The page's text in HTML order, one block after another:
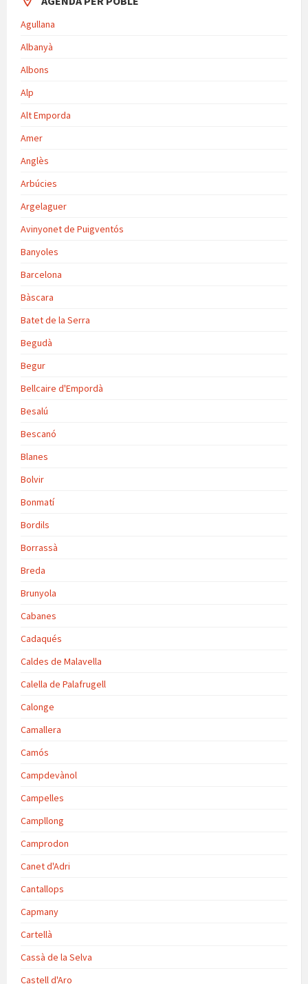
Agullana
Albanyà
Albons
Alp
Alt Emporda
Amer
Anglès
Arbúcies
Argelaguer
Avinyonet de Puigventós
Banyoles
Barcelona
Bàscara
Batet de la Serra
Begudà
Begur
Bellcaire d'Empordà
Besalú
Bescanó
Blanes
Bolvir
Bonmatí
Bordils
Borrassà
Breda
Brunyola
Cabanes
Cadaqués
Caldes de Malavella
Calella de Palafrugell
Calonge
Camallera
Camós
Campdevànol
Campelles
Campllong
Camprodon
Canet d'Adri
Cantallops
Capmany
Cartellà
Cassà de la Selva
Castell d'Aro